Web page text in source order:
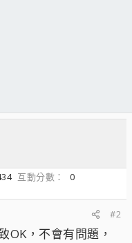
互動分數
0
#2
OK，不會有問題，